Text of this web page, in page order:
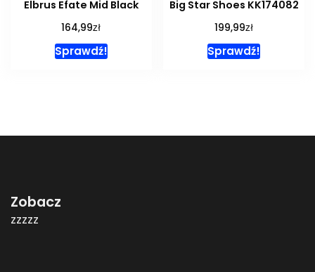
Elbrus Efate Mid Black
164,99zł
Sprawdź!
Big Star Shoes KK174082
199,99zł
Sprawdź!
Zobacz
zzzzz